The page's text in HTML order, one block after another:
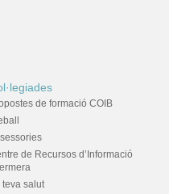
de formació COIB
de Recursos d’Informació
teva salut